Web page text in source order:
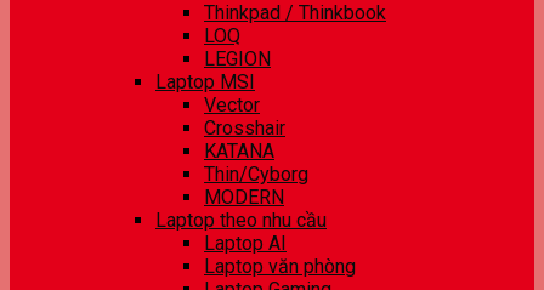
Thinkpad / Thinkbook
LOQ
LEGION
Laptop MSI
Vector
Crosshair
KATANA
Thin/Cyborg
MODERN
Laptop theo nhu cầu
Laptop AI
Laptop văn phòng